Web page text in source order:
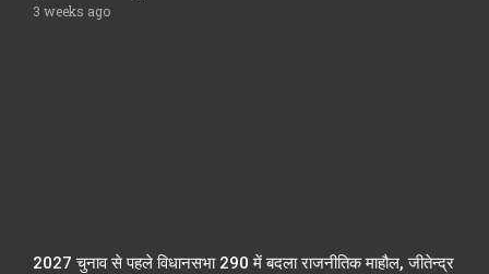
3 weeks ago
2027 चुनाव से पहले विधानसभा 290 में बदला राजनीतिक माहौल, जीतेन्द्र